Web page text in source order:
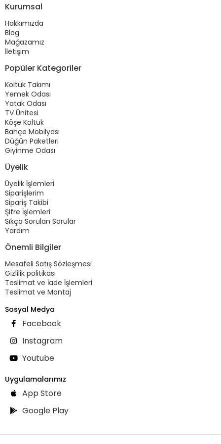
Kurumsal
Hakkımızda
Blog
Mağazamız
İletişim
Popüler Kategoriler
Koltuk Takımı
Yemek Odası
Yatak Odası
TV Ünitesi
Köşe Koltuk
Bahçe Mobilyası
Düğün Paketleri
Giyinme Odası
Üyelik
Üyelik İşlemleri
Siparişlerim
Sipariş Takibi
Şifre İşlemleri
Sıkça Sorulan Sorular
Yardım
Önemli Bilgiler
Mesafeli Satış Sözleşmesi
Gizlilik politikası
Teslimat ve İade İşlemleri
Teslimat ve Montaj
Sosyal Medya
Facebook
Instagram
Youtube
Uygulamalarımız
App Store
Google Play